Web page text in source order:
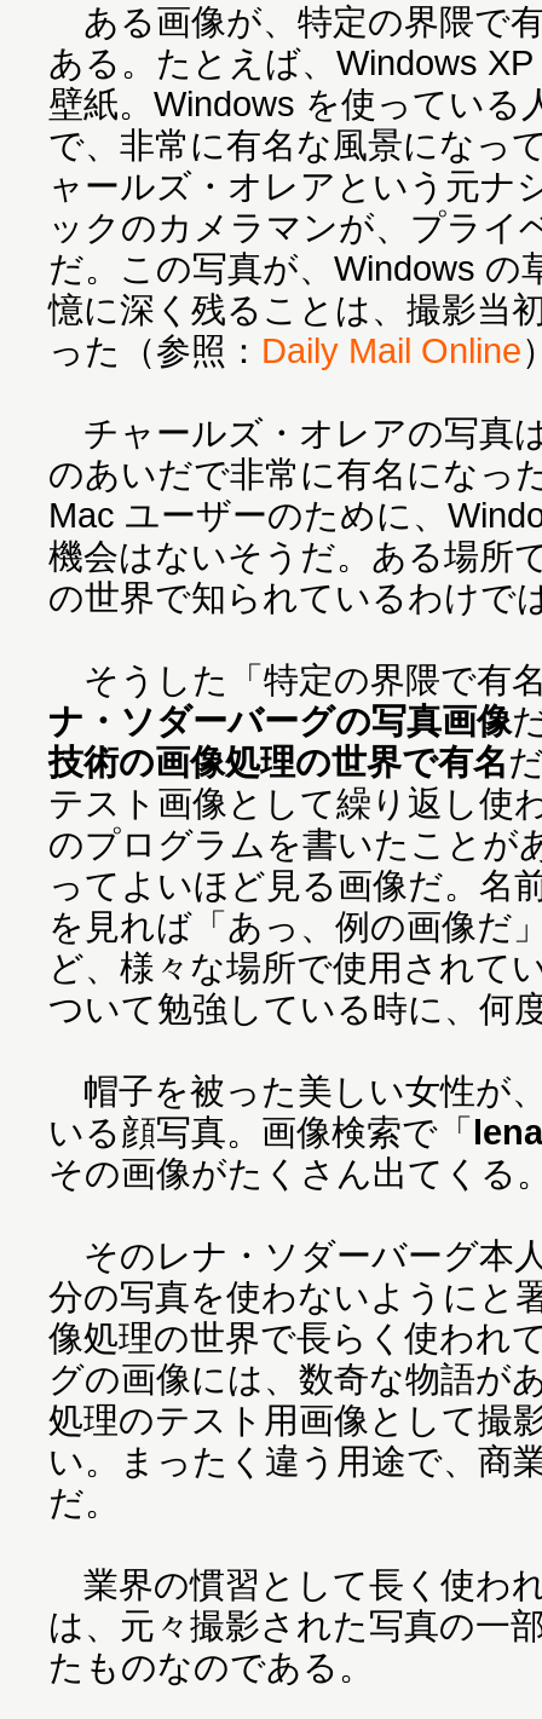
ある画像が、特定の界隈で
ある。たとえば、Windows
壁紙。Windows を使っている
で、非常に有名な風景になっ
ャールズ・オレアという元ナ
ックのカメラマンが、プライ
だ。この写真が、Windows の
憶に深く残ることは、撮影当
った（参照： Daily Mail Online
チャールズ・オレアの写真
のあいだで非常に有名になっ
Mac ユーザーのために、
機会はないそうだ。ある場所
の世界で知られているわけで
そうした「特定の界隈で有
ナ・ソダーバーグの写真画像
技術の画像処理の世界で有名
テスト画像として繰り返し使
のプログラムを書いたことが
ってよいほど見る画像だ。名
を見れば「あっ、例の画像だ
ど、様々な場所で使用されて
ついて勉強している時に、何
帽子を被った美しい女性が
いる顔写真。画像検索で「
その画像がたくさん出てくる
そのレナ・ソダーバーグ本
分の写真を使わないようにと
像処理の世界で長らく使われ
グの画像には、数奇な物語が
処理のテスト用画像として撮
い。まったく違う用途で、商
だ。
業界の慣習として長く使わ
は、元々撮影された写真の一
たものなのである。